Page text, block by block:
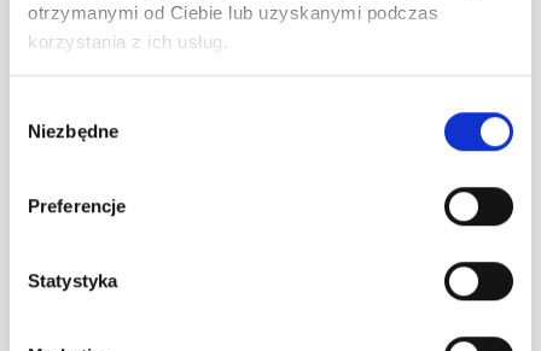
otrzymanymi od Ciebie lub uzyskanymi podczas
korzystania z ich usług.
zgody
Niezbędne
Preferencje
Statystyka
Lokalizacja
Twoje zamówienie
Wybierz bilety po lewej stronie.